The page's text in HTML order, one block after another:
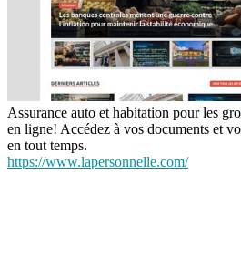
Assurance auto et habitation pour les
en ligne! Accédez à vos documents et
en tout temps.
https://www.lapersonnelle.com/